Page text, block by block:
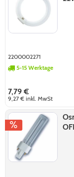
2200002271
5-15 Werktage
7,79 €
9,27 €inkl. MwSt